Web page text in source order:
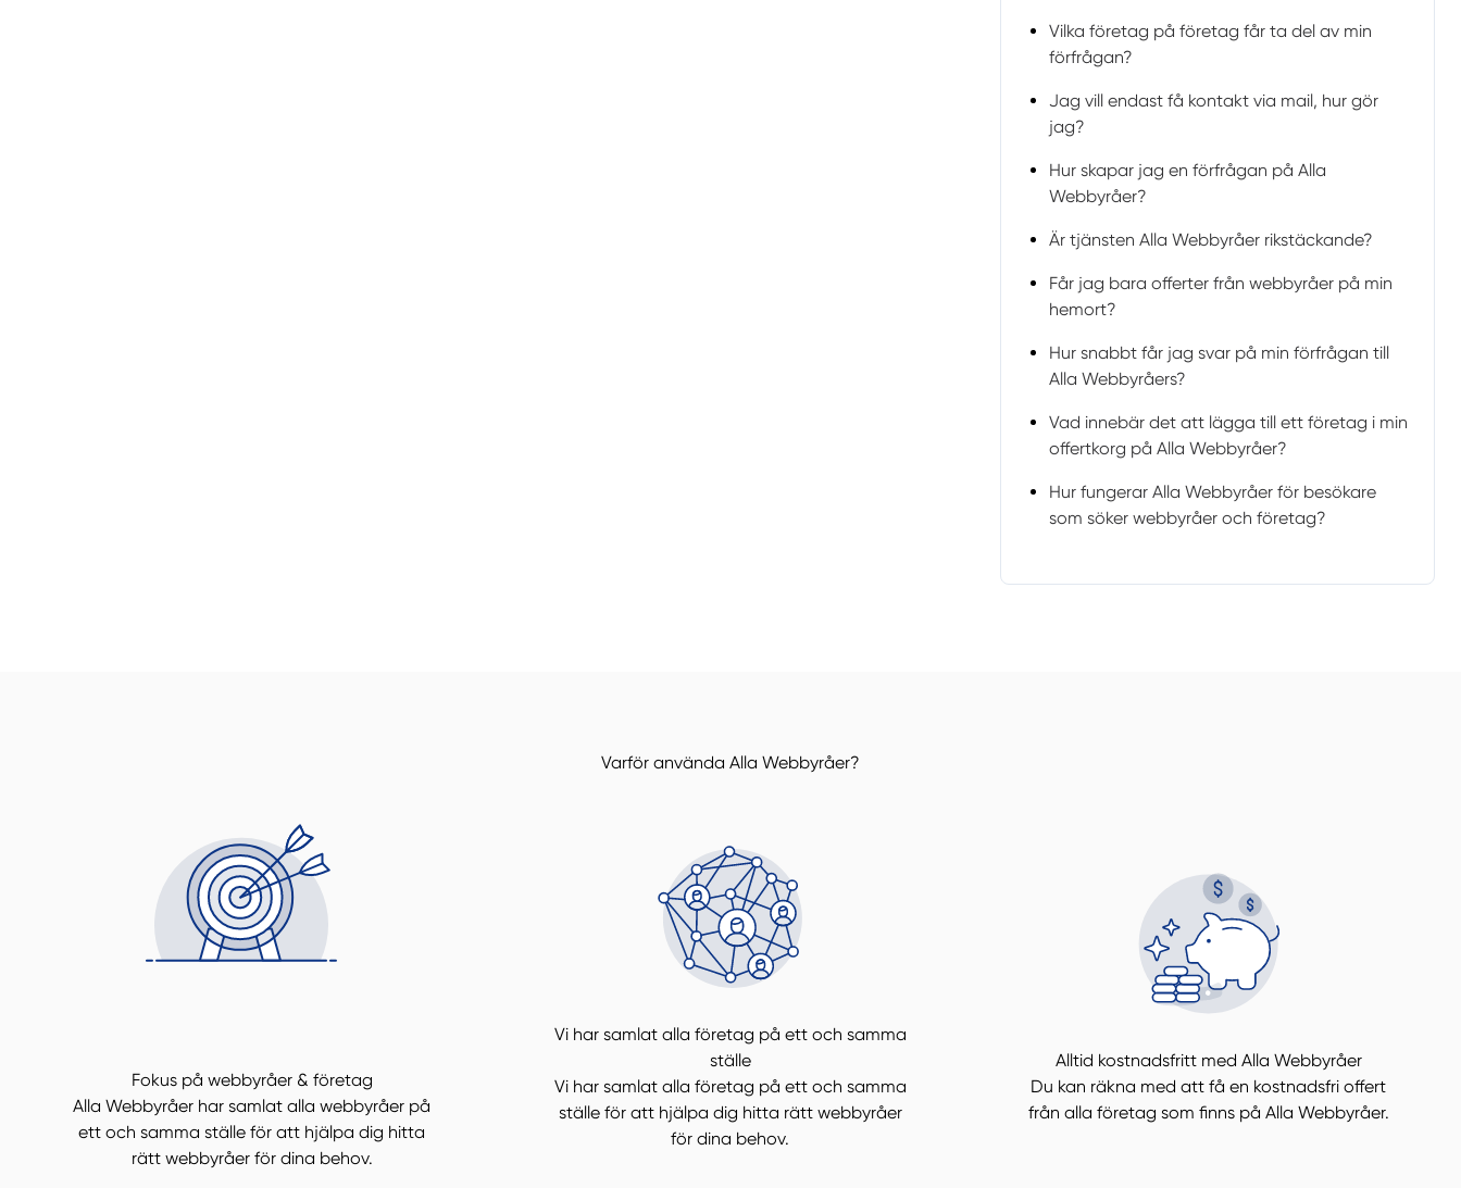
Vilka företag på företag får ta del av min
förfrågan?
Jag vill endast få kontakt via mail, hur gör
jag?
Hur skapar jag en förfrågan på Alla
Webbyråer?
Är tjänsten Alla Webbyråer rikstäckande?
Får jag bara offerter från webbyråer på min
hemort?
Hur snabbt får jag svar på min förfrågan till
Alla Webbyråers?
Vad innebär det att lägga till ett företag i min
offertkorg på Alla Webbyråer?
Hur fungerar Alla Webbyråer för besökare
som söker webbyråer och företag?
Varför använda Alla Webbyråer?
Fokus på webbyråer & företag
Alla Webbyråer har samlat alla webbyråer på
ett och samma ställe för att hjälpa dig hitta
rätt webbyråer för dina behov.
Vi har samlat alla företag på ett och samma
ställe
Vi har samlat alla företag på ett och samma
ställe för att hjälpa dig hitta rätt webbyråer
för dina behov.
Alltid kostnadsfritt med Alla Webbyråer
Du kan räkna med att få en kostnadsfri offert
från alla företag som finns på Alla Webbyråer.